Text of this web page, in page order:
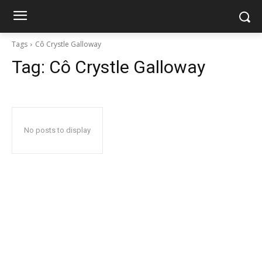
Tags Cô Crystle Galloway
Tag: Cô Crystle Galloway
No posts to display